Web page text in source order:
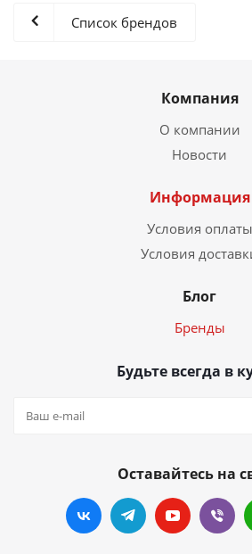
Список брендов
Компания
О компании
Новости
Информация
Условия оплаты
Условия
Блог
Бренды
Будьте всегда в
Оставайтесь на